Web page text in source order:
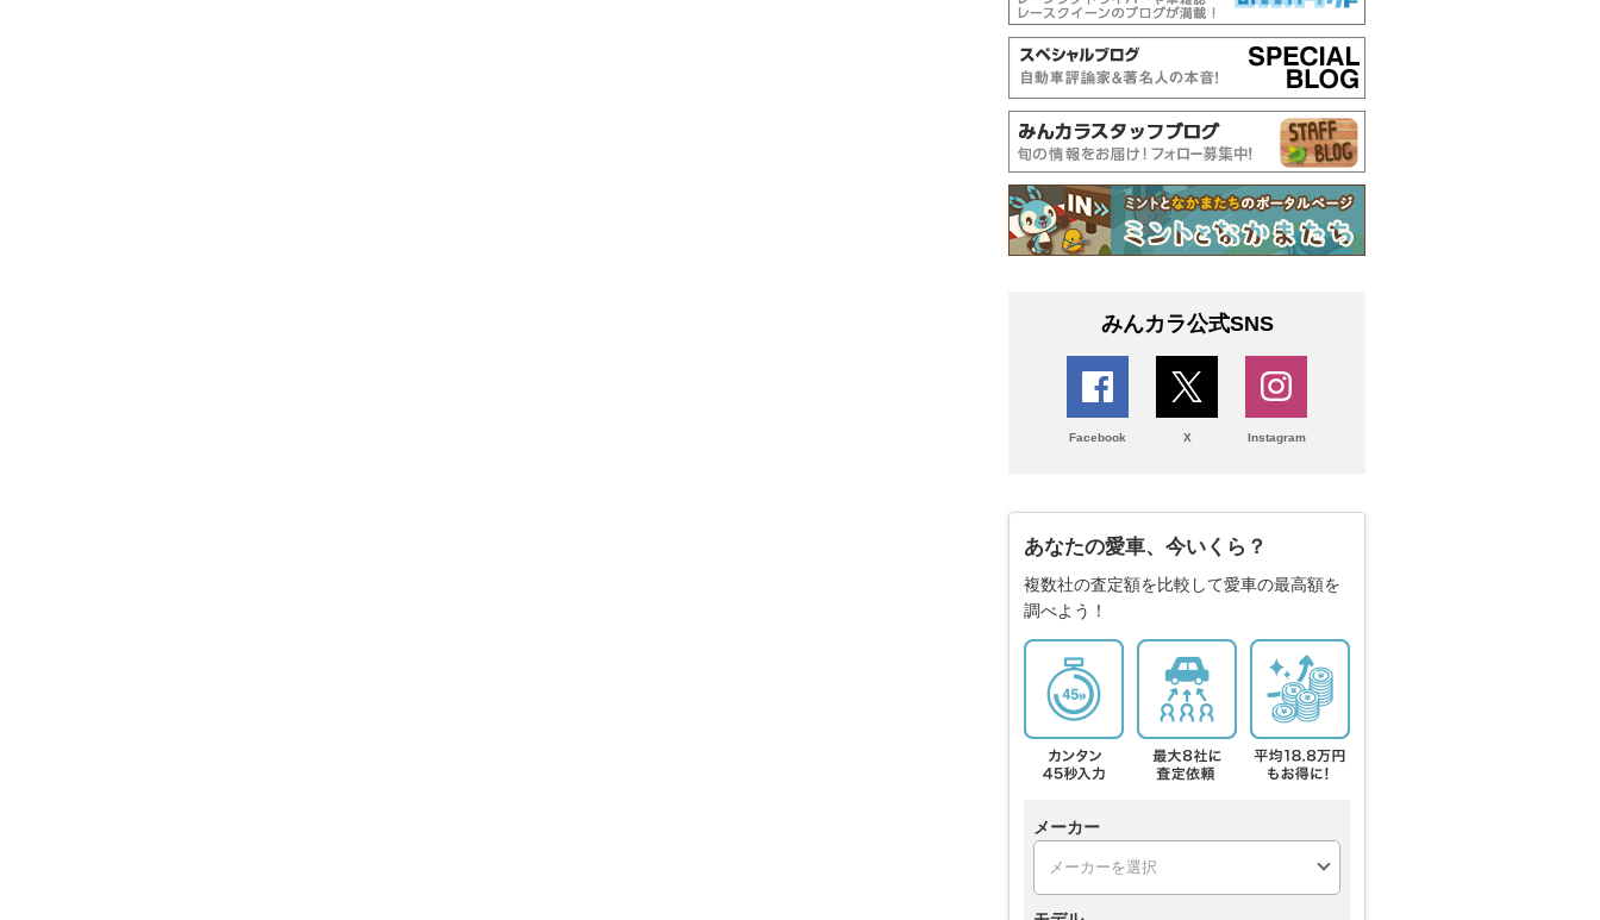
みんカラ公式SNS
Facebook X Instagram
あなたの愛車、今いくら？
複数社の査定額を比較して愛車の最高額を
調べよう！
メーカー